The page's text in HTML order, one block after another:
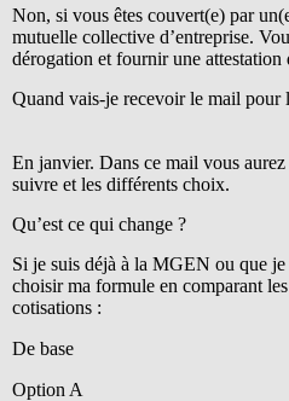
Non, si vous êtes couvert(e) par
mutuelle collective d’entreprise.
dérogation et fournir une attestation
Quand vais-je recevoir le mail pour
En janvier. Dans ce mail vous
suivre et les différents choix.
Qu’est ce qui change ?
Si je suis déjà à la MGEN ou que
choisir ma formule en comparant
cotisations :
De base
Option A